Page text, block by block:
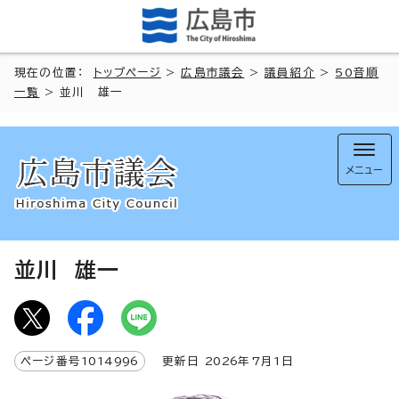
現在の位置： トップページ >広島市議会 >議員紹介 > 50音順
一覧
> 並川 雄一
メニュー
並川 雄一
ページ番号 1014996 更新日 2026年7月1日